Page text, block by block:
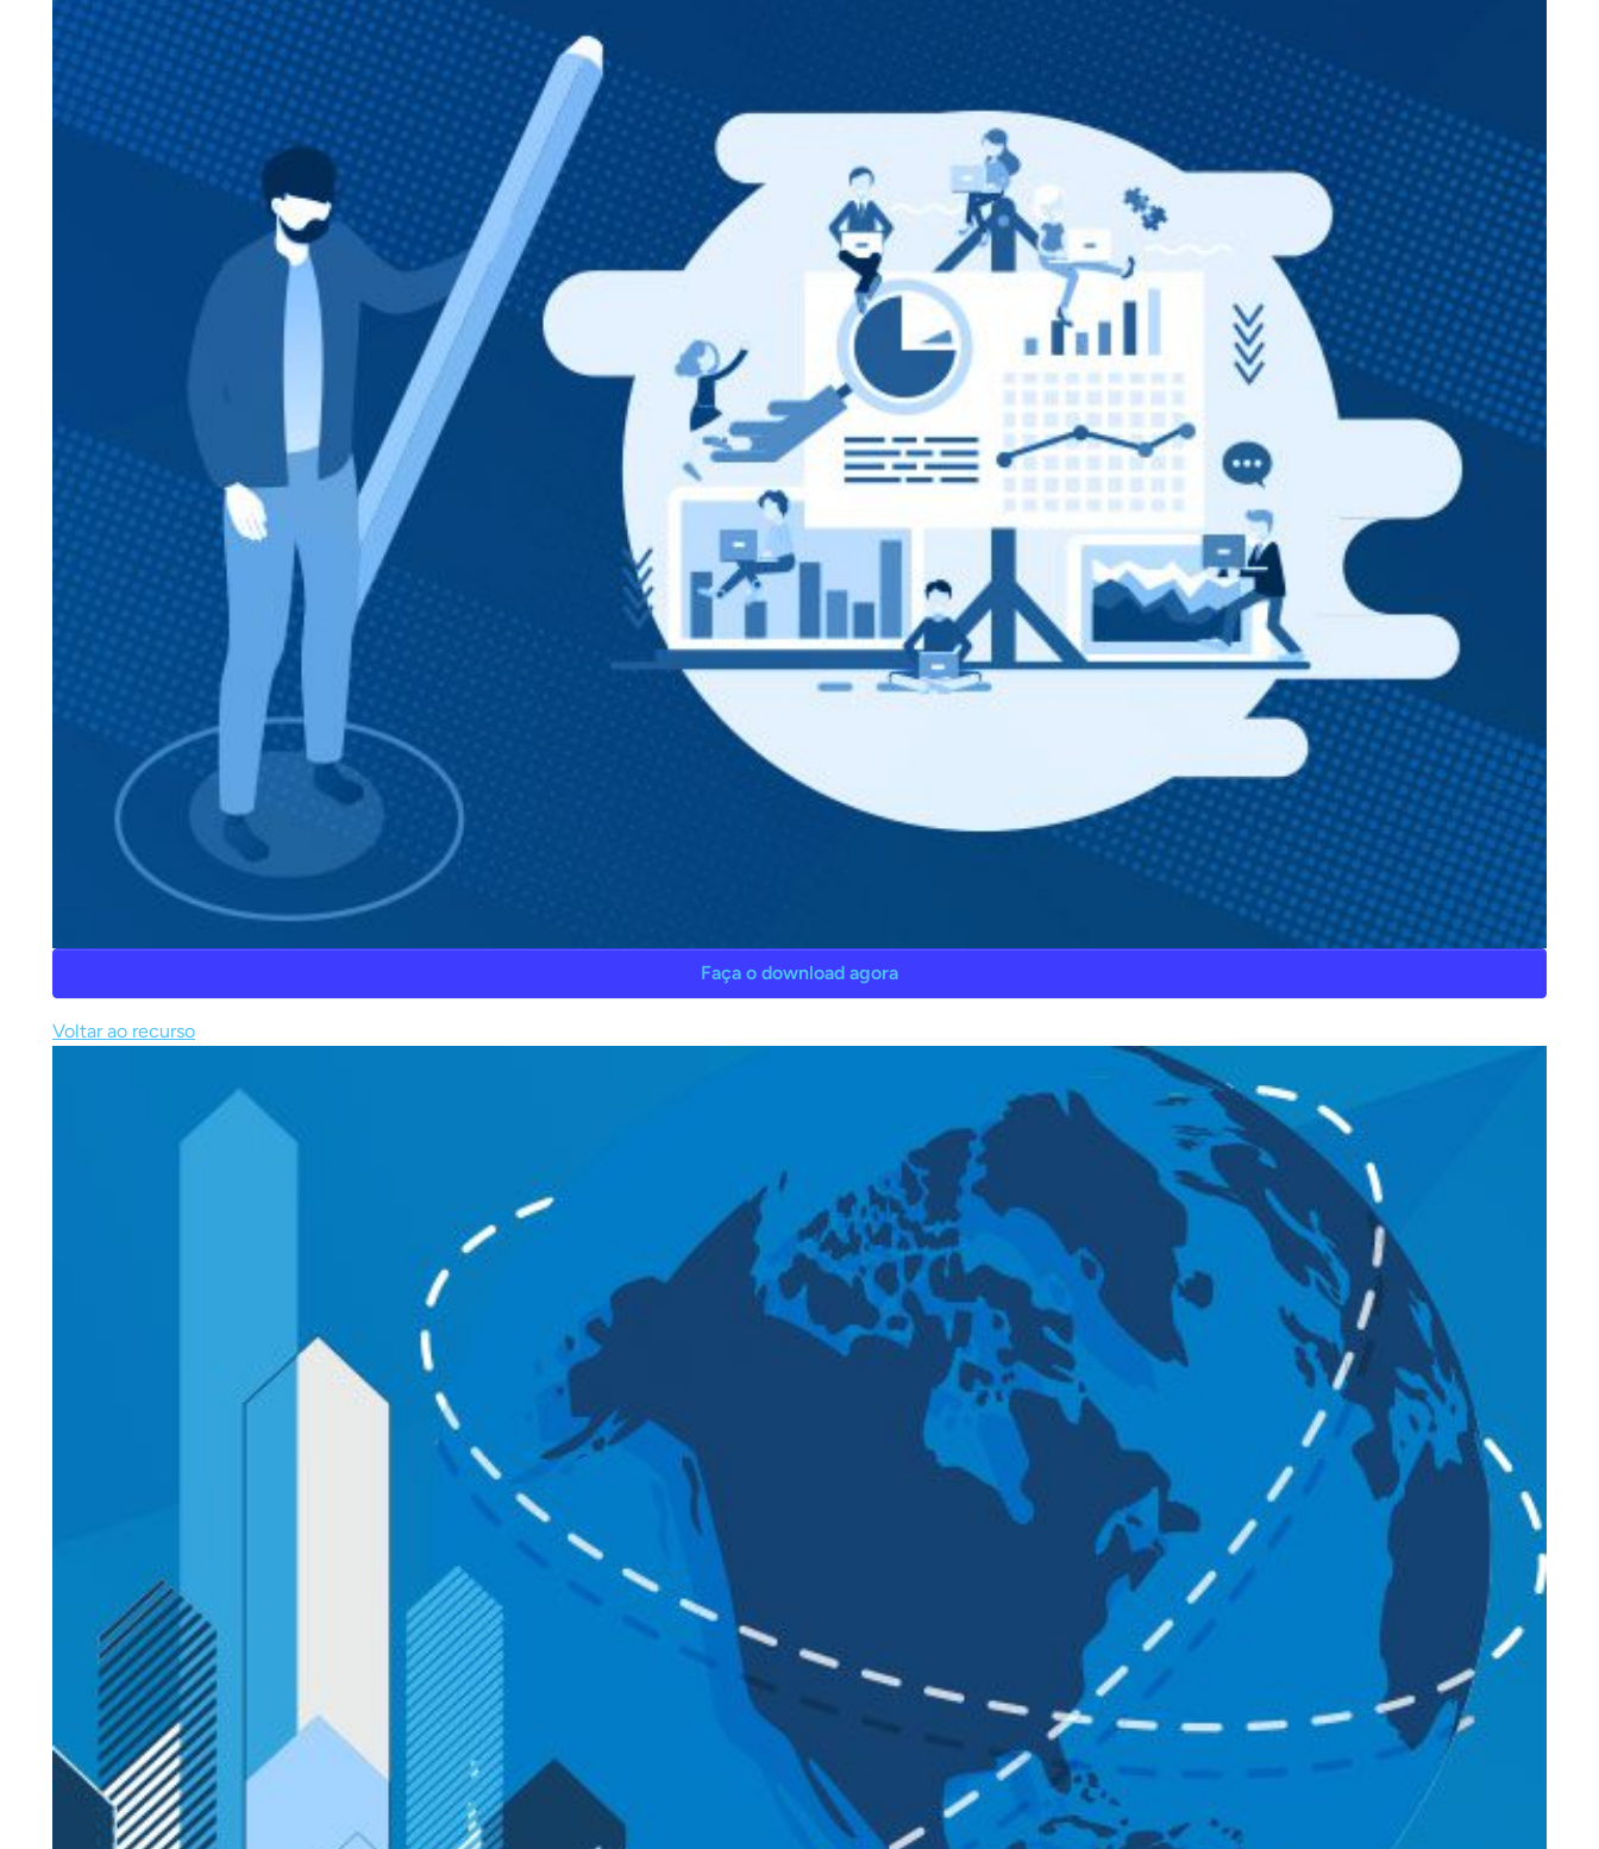
Faça o download agora
Voltar ao recurso